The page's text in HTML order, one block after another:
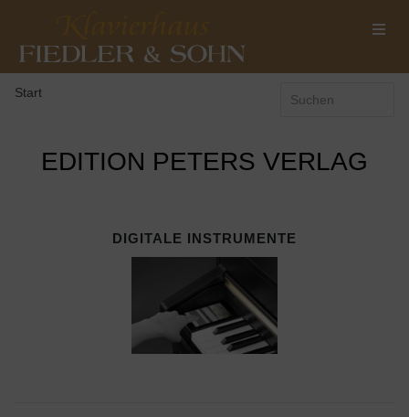
Start
EDITION PETERS VERLAG
DIGITALE INSTRUMENTE